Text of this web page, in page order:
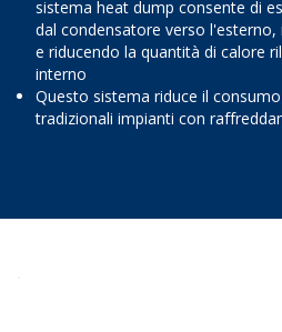
sistema heat dump consente di
dal condensatore verso
e riducendo la quantità di calore
interno
Questo sistema riduce il
tradizionali impianti con